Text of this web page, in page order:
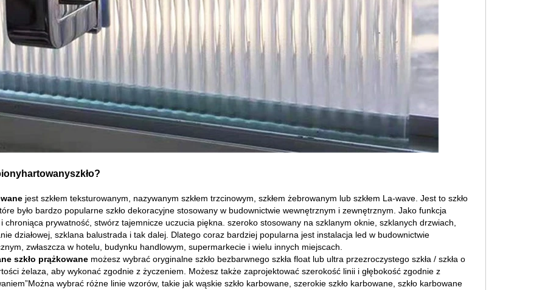
hartowanyszkło?
jest szkłem teksturowanym, nazywanym szkłem trzcinowym, szkłem żebrowanym lub szkłem La-wave. Jest to szkło
było bardzo popularne szkło dekoracyjne stosowany w budownictwie wewnętrznym i zewnętrznym. Jako funkcja
chroniąca prywatność, stwórz tajemnicze uczucia piękna. szeroko stosowany na szklanym oknie, szklanych drzwiach,
działowej, szklana balustrada i tak dalej. Dlatego coraz bardziej popularna jest instalacja led w budownictwie
zwłaszcza w hotelu, budynku handlowym, supermarkecie i wielu innych miejscach.
szkło prążkowane możesz wybrać oryginalne szkło bezbarwnego szkła float lub ultra przezroczystego szkła / szkła o
żelaza, aby wykonać zgodnie z życzeniem. Możesz także zaprojektować szerokość linii i głębokość zgodnie z
”Można wybrać różne linie wzorów, takie jak wąskie szkło karbowane, szerokie szkło karbowane, szkło karbowane